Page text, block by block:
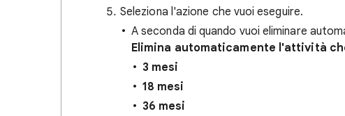
Seleziona l'azione che vuoi eseguire.
A seconda di quando vuoi eliminare
Elimina automaticamente l'attività
3 mesi
18 mesi
36 mesi